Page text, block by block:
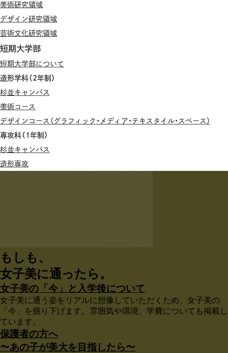
美術研究領域
デザイン研究領域
芸術文化研究領域
短期大学部
短期大学部について
造形学科（2年制）
杉並キャンパス
美術コース
デザインコース（グラフィック・メディア・テキスタイル・スペース）
専攻科（1年制）
杉並キャンパス
造形専攻
もしも、
女子美に通ったら。
女子美の「今」と入学後について
女子美に通う姿をリアルに想像していただくため、女子美の
「今」を掘り下げます。雰囲気や環境、学費についても掲載し
ています。
保護者の方へ
〜あの子が美大を目指したら〜